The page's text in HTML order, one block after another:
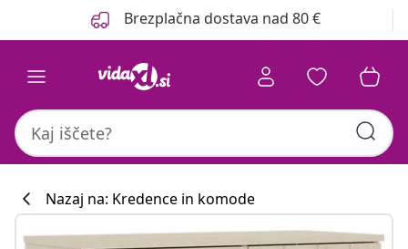
Brezplačna dostava nad 80 €
Nazaj na: Kredence in komode